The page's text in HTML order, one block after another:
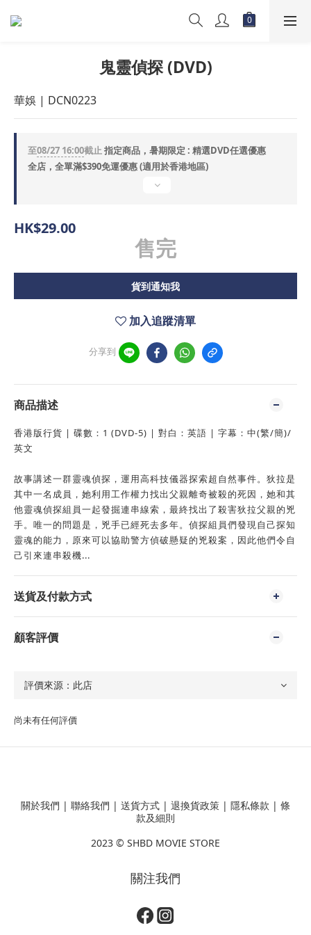
鬼靈偵探 (DVD)
華娛 | DCN0223
至08/27 16:00截止指定商品，暑期限定 : 精選DVD任選優惠
全店，全單滿$390免運優惠 (適用於香港地區)
HK$29.00
售完
貨到通知我
加入追蹤清單
分享到
商品描述
香港版行貨 | 碟數：1 (DVD-5) | 對白：英語 | 字幕：中(繁/簡)/
英文
故事講述一群靈魂偵探，運用高科技儀器探索超自然事件。狄拉是
其中一名成員，她利用工作權力找出父親離奇被殺的死因，她和其
他靈魂偵探組員一起發掘連串線索，最終找出了殺害狄拉父親的兇
手。唯一的問題是，兇手已經死去多年。偵探組員們發現自己探知
靈魂的能力，原來可以協助警方偵破懸疑的兇殺案，因此他們令自
己引來連串殺機...
送貨及付款方式
顧客評價
尚未有任何評價
關於我們 | 聯絡我們 | 送貨方式 | 退換貨政策 | 隱私條款 | 條
款及細則
2023 © SHBD MOVIE STORE
關注我們